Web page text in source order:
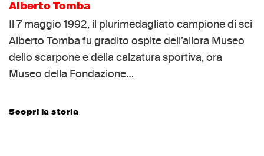
Alberto Tomba
Il 7 maggio 1992, il plurimedagliato campione di sci
Alberto Tomba fu gradito ospite dell’allora Museo
dello scarpone e della calzatura sportiva, ora
Museo della Fondazione…
Scopri la storia